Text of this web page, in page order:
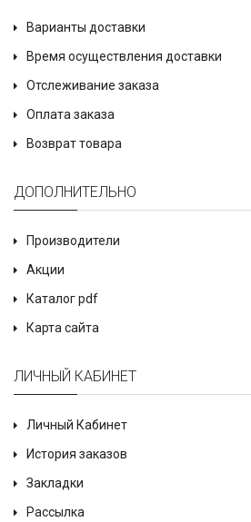
Варианты доставки
Время осуществления доставки
Отслеживание заказа
Оплата заказа
Возврат товара
ДОПОЛНИТЕЛЬНО
Производители
Акции
Каталог pdf
Карта сайта
ЛИЧНЫЙ КАБИНЕТ
Личный Кабинет
История заказов
Закладки
Рассылка